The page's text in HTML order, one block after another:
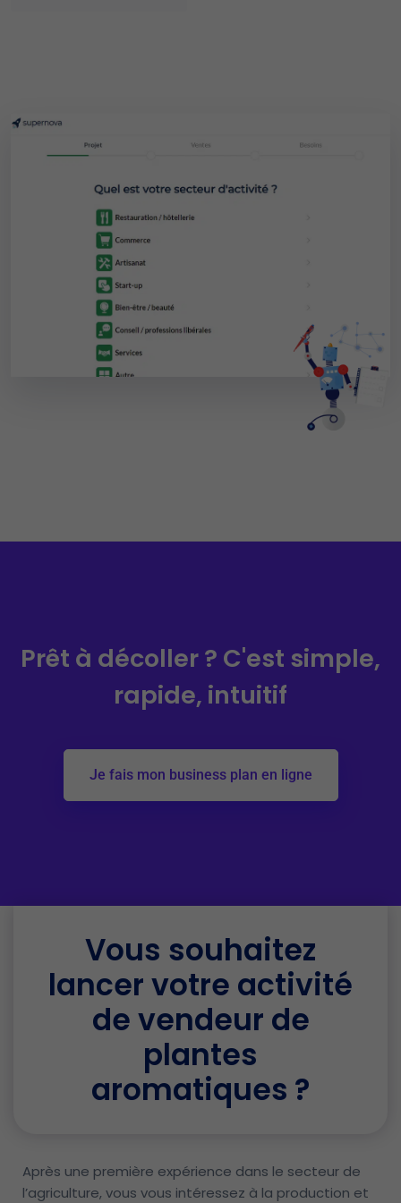
Prêt à décoller ? C'est simple,
rapide, intuitif
Je fais mon business plan en ligne
Vous souhaitez
lancer votre activité
de vendeur de
plantes
aromatiques ?
Après une première expérience dans le secteur de
l’agriculture, vous vous intéressez à la production et